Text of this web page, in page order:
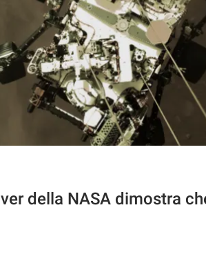
della NASA dimostra